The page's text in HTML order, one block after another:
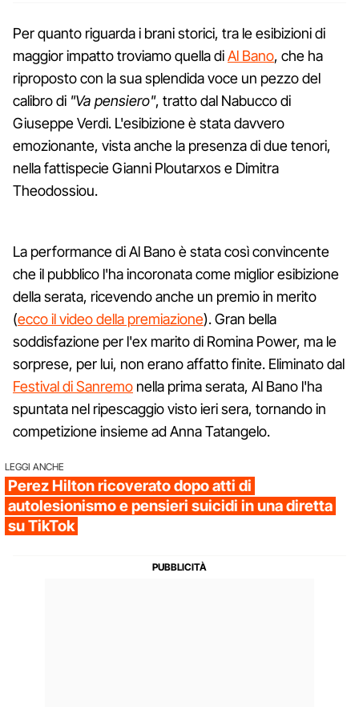
Per quanto riguarda i brani storici, tra le esibizioni di
maggior impatto troviamo quella diAl Bano, che ha
riproposto con la sua splendida voce un pezzo del
calibro di "Va pensiero", tratto dal Nabucco di
Giuseppe Verdi. L'esibizione è stata davvero
emozionante, vista anche la presenza di due tenori,
nella fattispecie Gianni Ploutarxos e Dimitra
Theodossiou.
La performance di Al Bano è stata così convincente
che il pubblico l'ha incoronata come miglior esibizione
della serata, ricevendo anche un premio in merito
(ecco il video della premiazione). Gran bella
soddisfazione per l'ex marito di Romina Power, ma le
sorprese, per lui, non erano affatto finite. Eliminato dal
Festival di Sanremo nella prima serata, Al Bano l'ha
spuntata nel ripescaggio visto ieri sera, tornando in
competizione insieme ad Anna Tatangelo.
LEGGI ANCHE
Perez Hilton ricoverato dopo atti di
autolesionismo e pensieri suicidi in una diretta
su TikTok